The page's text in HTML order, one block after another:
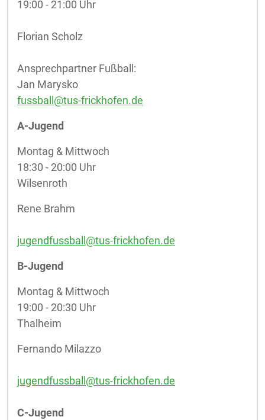
19:00 - 21:00 Uhr
Florian Scholz
Ansprechpartner Fußball:
Jan Marysko
fussball@tus-frickhofen.de
A-Jugend
Montag & Mittwoch
18:30 - 20:00 Uhr
Wilsenroth
Rene Brahm
jugendfussball@tus-frickhofen.de
B-Jugend
Montag & Mittwoch
19:00 - 20:30 Uhr
Thalheim
Fernando Milazzo
jugendfussball@tus-frickhofen.de
C-Jugend